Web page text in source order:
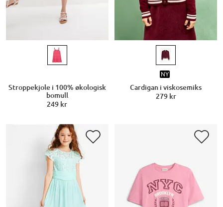
Stroppekjole i 100% økologisk
bomull
249 kr
NY
Cardigan i viskosemiks
279 kr